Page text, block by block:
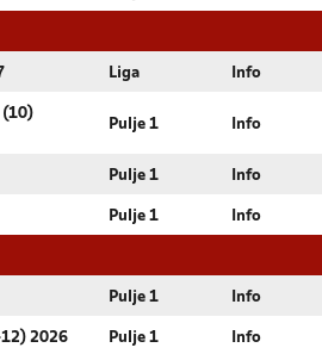
Liga Info
(10)
Pulje 1 Info
Pulje 1 Info
Pulje 1 Info
Pulje 1 Info
2026 Pulje 1 Info